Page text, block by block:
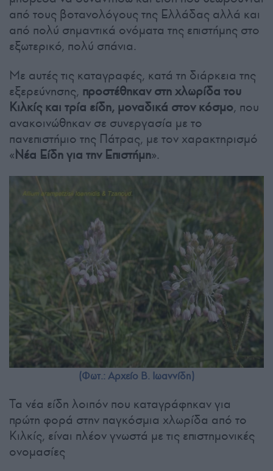
από τους βοτανολόγους της Ελλάδας αλλά και
από πολύ σημαντικά ονόματα της επιστήμης στο
εξωτερικό, πολύ σπάνια.
Με αυτές τις καταγραφές, κατά τη διάρκεια της
εξερεύνησης, προστέθηκαν στη χλωρίδα του
Κιλκίς και τρία είδη, μοναδικά στον κόσμο, που
ανακοινώθηκαν σε συνεργασία με το
πανεπιστήμιο της Πάτρας, με τον χαρακτηρισμό
«Νέα Είδη για την Επιστήμη».
(Φωτ.: Αρχείο Β. Ιωαννίδη)
Τα νέα είδη λοιπόν που καταγράφηκαν για
πρώτη φορά στην παγκόσμια χλωρίδα από το
Κιλκίς, είναι πλέον γνωστά με τις επιστημονικές
ονομασίες